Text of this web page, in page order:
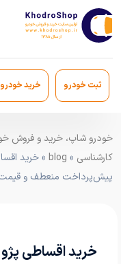
ثبت خودرو خرید خودرو
کارشناسی »
blog
پیش‌پرداخت منعطف و قیمت